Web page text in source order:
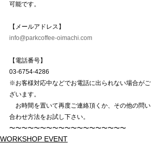
可能です。
【メールアドレス】
info@parkcoffee-oimachi.com
【電話番号】
03-6754-4286
※お客様対応中などでお電話に出られない場合がご
ざいます。
お時間を置いて再度ご連絡頂くか、その他の問い
合わせ方法をお試し下さい。
〜〜〜〜〜〜〜〜〜〜〜〜〜〜〜〜〜〜〜
WORKSHOP EVENT